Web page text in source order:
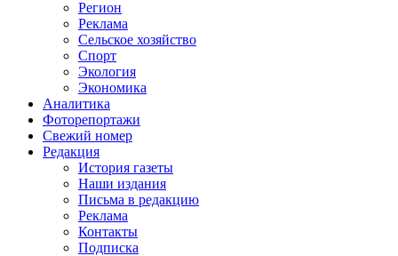
Регион
Реклама
Сельское хозяйство
Спорт
Экология
Экономика
Аналитика
Фоторепортажи
Свежий номер
Редакция
История газеты
Наши издания
Письма в редакцию
Реклама
Контакты
Подписка